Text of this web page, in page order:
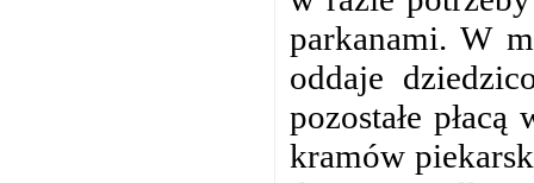
parkanami. W
oddaje
pozostałe
kramów